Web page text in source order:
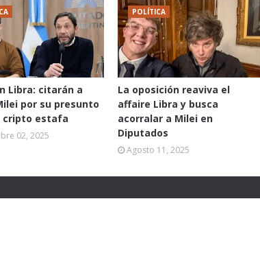
Libra: citarán a
por su presunto
cripto estafa
02, 2025
POLÍTICA
La oposición reaviva el
affaire Libra y busca
acorralar a Milei en
Diputados
Agosto 11, 2025